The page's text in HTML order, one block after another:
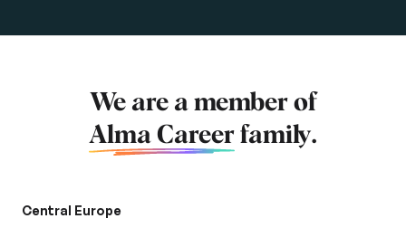
We are a member of
Alma Career family.
Central Europe